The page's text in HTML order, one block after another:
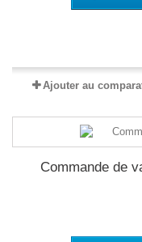
Ajouter au
Commande de